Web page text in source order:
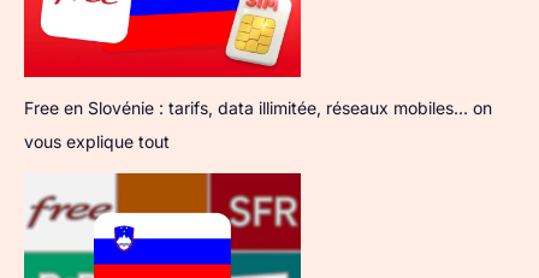
Free en Slovénie : tarifs, data illimitée, réseaux mobiles… on
vous explique tout